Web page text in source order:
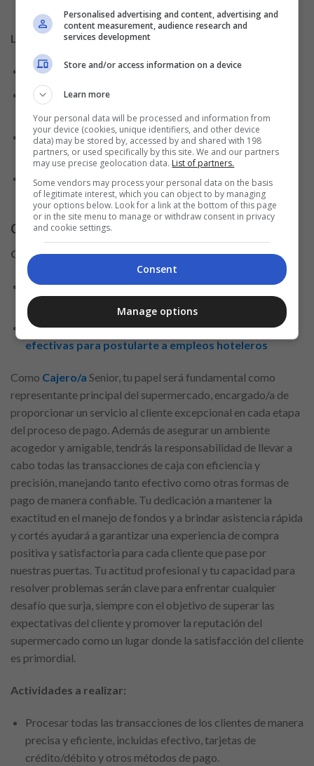
Lo que ofrecemos:
Salario competitivo según experiencia y habilidades.
Formación continua en productos frescos y técnicas de
venta.
Oportunidadesde promoción y desarrollo profesional
dentro de la empresa.
Un entorno de trabajo dinámico y colaborativo, con un
equipo apasionado por la calidad y el servicio.
Cajero/a senior:
Contenido relacionado:
Empleo en supermercados: Estrategias efectivas
para solicitar tu puesto
Construyendo tu perfil profesional: Estrategias
efectivas para postularte a empleos hoteleros
Como Cajero/a Senior, tu papel será fundamental como
representante principal del supermercado, encargado/a de
proporcionar un servicio al cliente excepcional en cada etapa
del proceso de pago. Además de asegurar un ambiente
acogedor y amigable, tendrás la responsabilidad de llevar a
cabo todas las transacciones de caja con eficiencia y
precisión, manejando tanto efectivo como otras formas de
pago de manera confiable. Tu dedicación a mantener la
exactitud en el manejo de fondos y a brindar asistencia rápida
y cortés ayudará a garantizar una experiencia de compra
positiva y satisfactoria para cada cliente que pase por
nuestras puertas. Tu actitud profesional y tu capacidad para
resolver problemas serán clave para enfrentar cualquier
desafío que surja, siempre con el objetivo de superar las
expectativas del cliente y promover la reputación del
supermercado como un lugar donde la satisfacción del cliente
es primordial.
Actividades a realizar:
Procesar todas las transacciones de los clientes de manera
precisa y eficiente, incluidas efectivo, tarjetas de
crédito/débito y otros métodos de pago.
Personalised advertising and content, advertising and
content measurement, audience research and
services development
Store and/or access information on a device
Learn more
Your personal data will be processed and information from
your device (cookies, unique identifiers, and other device
data) may be stored by, accessed by and shared with 198
partners, or used specifically by this site. We and our partners
may use precise geolocation data. List of partners.
Some vendors may process your personal data on the basis
of legitimate interest, which you can object to by managing
your options below. Look for a link at the bottom of this page
or in the site menu to manage or withdraw consent in privacy
and cookie settings.
Consent
Manage options